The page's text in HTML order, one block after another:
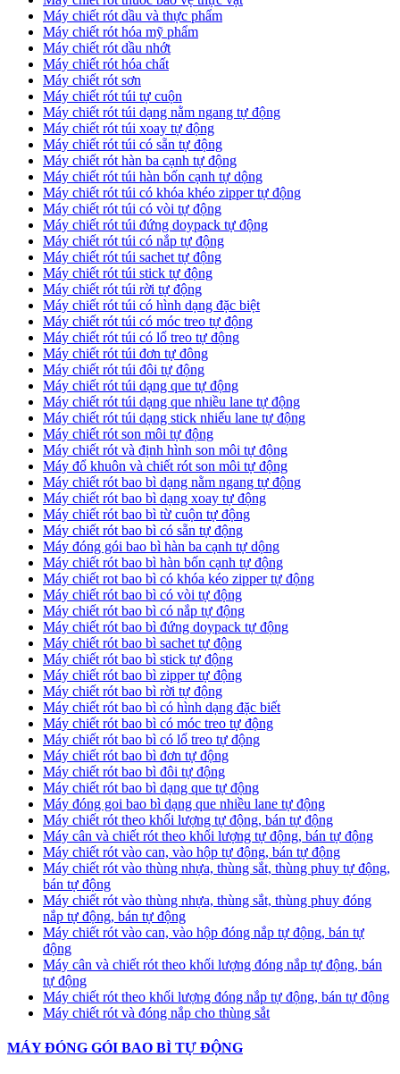
Máy chiết rót dầu và thực phẩm
Máy chiết rót hóa mỹ phẩm
Máy chiết rót dầu nhớt
Máy chiết rót hóa chất
Máy chiết rót sơn
Máy chiết rót túi tự cuộn
Máy chiết rót túi dạng nằm ngang tự động
Máy chiết rót túi xoay tự động
Máy chiết rót túi có sẵn tự động
Máy chiết rót hàn ba cạnh tự động
Máy chiết rót túi hàn bốn cạnh tự dộng
Máy chiết rót túi có khóa khéo zipper tự động
Máy chiết rót túi có vòi tự động
Máy chiết rót túi đứng doypack tự động
Máy chiết rót túi có nắp tự động
Máy chiết rót túi sachet tự động
Máy chiết rót túi stick tự động
Máy chiết rót túi rời tự động
Máy chiết rót túi có hình dạng đặc biệt
Máy chiết rót túi có móc treo tự động
Máy chiết rót túi có lổ treo tự động
Máy chiết rót túi đơn tự đông
Máy chiết rót túi đôi tự động
Máy chiết rót túi dạng que tự động
Máy chiết rót túi dạng que nhiều lane tự động
Máy chiết rót túi dạng stick nhiếu lane tự động
Máy chiết rót son môi tự động
Máy chiết rót và định hình son môi tự động
Máy đổ khuôn và chiết rót son môi tự động
Máy chiết rót bao bì dạng nằm ngang tự động
Máy chiết rót bao bì dạng xoay tự động
Máy chiết rót bao bì từ cuộn tự động
Máy chiết rót bao bì có sẵn tự động
Máy đóng gói bao bì hàn ba cạnh tự dộng
Máy chiết rót bao bì hàn bốn cạnh tự động
Máy chiết rot bao bì có khóa kéo zipper tự động
Máy chiết rót bao bì có vòi tự động
Máy chiết rót bao bì có nắp tự động
Máy chiết rót bao bì đứng doypack tự động
Máy chiết rót bao bì sachet tự động
Máy chiết rót bao bì stick tự động
Máy chiết rót bao bì zipper tự động
Máy chiết rót bao bì rời tự động
Máy chiết rót bao bì có hình dạng đặc biết
Máy chiết rót bao bì có móc treo tự động
Máy chiết rót bao bì có lổ treo tự động
Máy chiết rót bao bì đơn tự động
Máy chiết rót bao bì đôi tự động
Máy chiết rót bao bì dạng que tự động
Máy đóng goi bao bì dạng que nhiều lane tự động
Máy chiết rót theo khối lượng tự động, bán tự động
Máy cân và chiết rót theo khối lượng tự động, bán tự động
Máy chiết rót vào can, vào hộp tự động, bán tự động
Máy chiết rót vào thùng nhựa, thùng sắt, thùng phuy tự động,
bán tự động
Máy chiết rót vào thùng nhựa, thùng sắt, thùng phuy đóng
nắp tự động, bán tự động
Máy chiết rót vào can, vào hộp đóng nắp tự động, bán tự
động
Máy cân và chiết rót theo khối lượng đóng nắp tự động, bán
tự động
Máy chiết rót theo khối lượng đóng nắp tự động, bán tự động
Máy chiết rót và đóng nắp cho thùng sắt
MÁY ĐÓNG GÓI BAO BÌ TỰ ĐỘNG